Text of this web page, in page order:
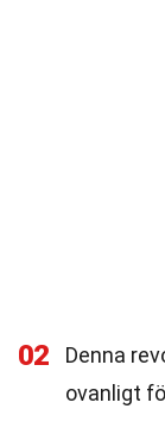
02
Denna
ovanligt